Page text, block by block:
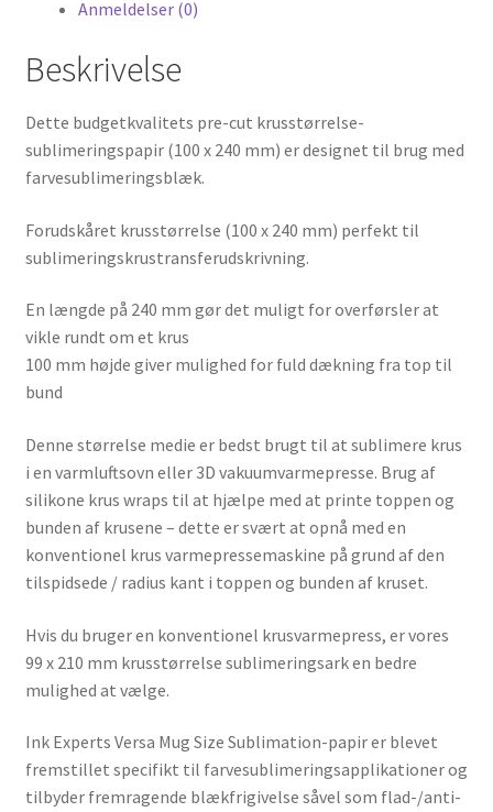
antal
Anmeldelser (0)
Beskrivelse
Dette budgetkvalitets pre-cut krusstørrelse-
sublimeringspapir (100 x 240 mm) er designet til brug med
farvesublimeringsblæk.
Forudskåret krusstørrelse (100 x 240 mm) perfekt til
sublimeringskrustransferudskrivning.
En længde på 240 mm gør det muligt for overførsler at
vikle rundt om et krus
100 mm højde giver mulighed for fuld dækning fra top til
bund
Denne størrelse medie er bedst brugt til at sublimere krus
i en varmluftsovn eller 3D vakuumvarmepresse. Brug af
silikone krus wraps til at hjælpe med at printe toppen og
bunden af ​​krusene – dette er svært at opnå med en
konventionel krus varmepressemaskine på grund af den
tilspidsede / radius kant i toppen og bunden af ​​kruset.
Hvis du bruger en konventionel krusvarmepress, er vores
99 x 210 mm krusstørrelse sublimeringsark en bedre
mulighed at vælge.
Ink Experts Versa Mug Size Sublimation-papir er blevet
fremstillet specifikt til farvesublimeringsapplikationer og
tilbyder fremragende blækfrigivelse såvel som flad-/anti-